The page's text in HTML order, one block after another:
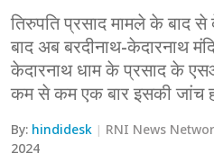
तिरुपति प्रसाद मामले के बाद
बाद अब बरदीनाथ-केदारनाथ
केदारनाथ धाम के प्रसाद के
कम से कम एक बार इसकी जांच
By: hindidesk RNI News
2024
कानपुर
प्रयागराज
मेरठ
लखनऊ